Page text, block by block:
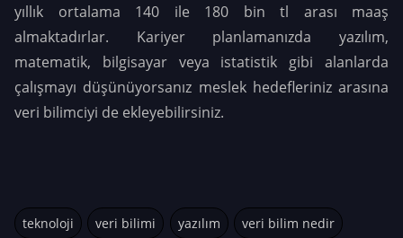
yıllık ortalama 140 ile 180 bin tl arası maaş
almaktadırlar. Kariyer planlamanızda yazılım,
matematik, bilgisayar veya istatistik gibi alanlarda
çalışmayı düşünüyorsanız meslek hedefleriniz arasına
veri bilimciyi de ekleyebilirsiniz.
teknoloji veri bilimi yazılım veri bilim nedir